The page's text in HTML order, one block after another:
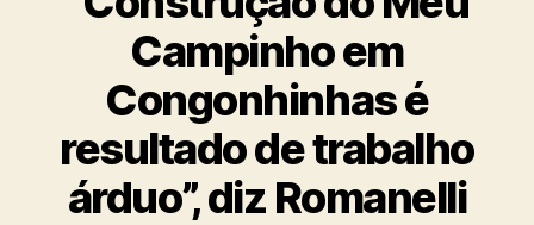
Campinho em
Congonhinhas é
resultado de trabalho
árduo”, diz Romanelli